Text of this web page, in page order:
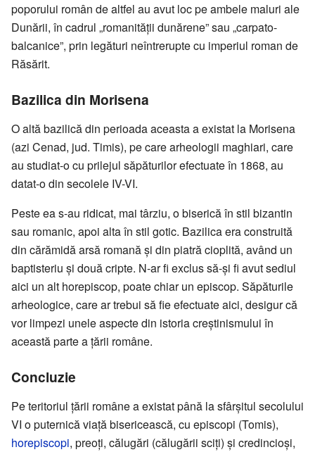
poporului român de altfel au avut loc pe ambele maluri ale
Dunării, în cadrul „romanității dunărene” sau „carpato-
balcanice”, prin legături neîntrerupte cu imperiul roman de
Răsărit.
Bazilica din Morisena
O altă bazilică din perioada aceasta a existat la Morisena
(azi Cenad, jud. Timis), pe care arheologii maghiari, care
au studiat-o cu prilejul săpăturilor efectuate în 1868, au
datat-o din secolele IV-VI.
Peste ea s-au ridicat, mai târziu, o biserică în stil bizantin
sau romanic, apoi alta în stil gotic. Bazilica era construită
din cărămidă arsă romană și din piatră cioplită, având un
baptisteriu și două cripte. N-ar fi exclus să-și fi avut sediul
aici un alt horepiscop, poate chiar un episcop. Săpăturile
arheologice, care ar trebui să fie efectuate aici, desigur că
vor limpezi unele aspecte din istoria creștinismului în
această parte a țării române.
Concluzie
Pe teritoriul țării române a existat până la sfârșitul secolului
VI o puternică viață bisericească, cu episcopi (Tomis),
horepiscopi, preoți, călugări (călugării sciți) și credincioși,